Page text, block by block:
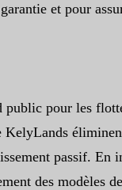
et pour
public pour les
passif. En
des modèles